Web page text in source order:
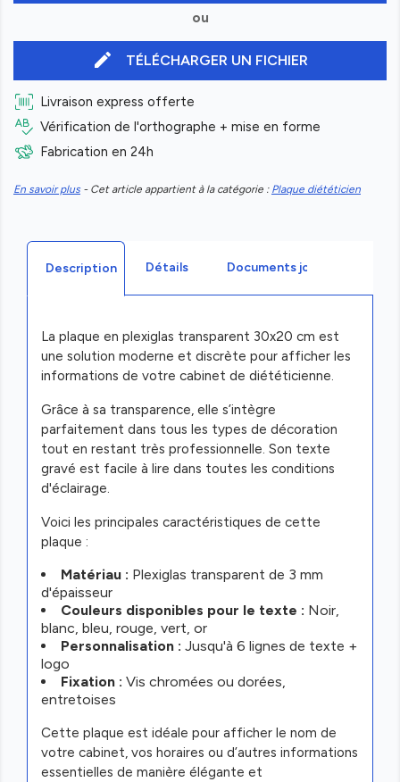
ou
edit TÉLÉCHARGER UN FICHIER
Livraison express offerte
Vérification de l'orthographe + mise en forme
Fabrication en 24h
En savoir plus - Cet article appartient à la catégorie : Plaque diététicien
Description Détails Documents joints
La plaque en plexiglas transparent 30x20 cm est
une solution moderne et discrète pour afficher les
informations de votre cabinet de diététicienne.
Grâce à sa transparence, elle s’intègre
parfaitement dans tous les types de décoration
tout en restant très professionnelle. Son texte
gravé est facile à lire dans toutes les conditions
d'éclairage.
Voici les principales caractéristiques de cette
plaque :
Matériau : Plexiglas transparent de 3 mm
d'épaisseur
Couleurs disponibles pour le texte : Noir,
blanc, bleu, rouge, vert, or
Personnalisation : Jusqu'à 6 lignes de texte +
logo
Fixation : Vis chromées ou dorées,
entretoises
Cette plaque est idéale pour afficher le nom de
votre cabinet, vos horaires ou d’autres informations
essentielles de manière élégante et